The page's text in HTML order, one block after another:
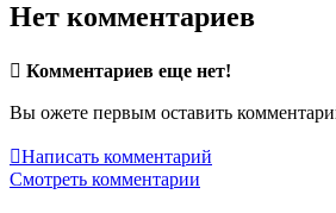
Нет комментариев
 Комментариев еще нет!
Вы ожете первым оставить
Написать комментарий
Смотреть комментарии